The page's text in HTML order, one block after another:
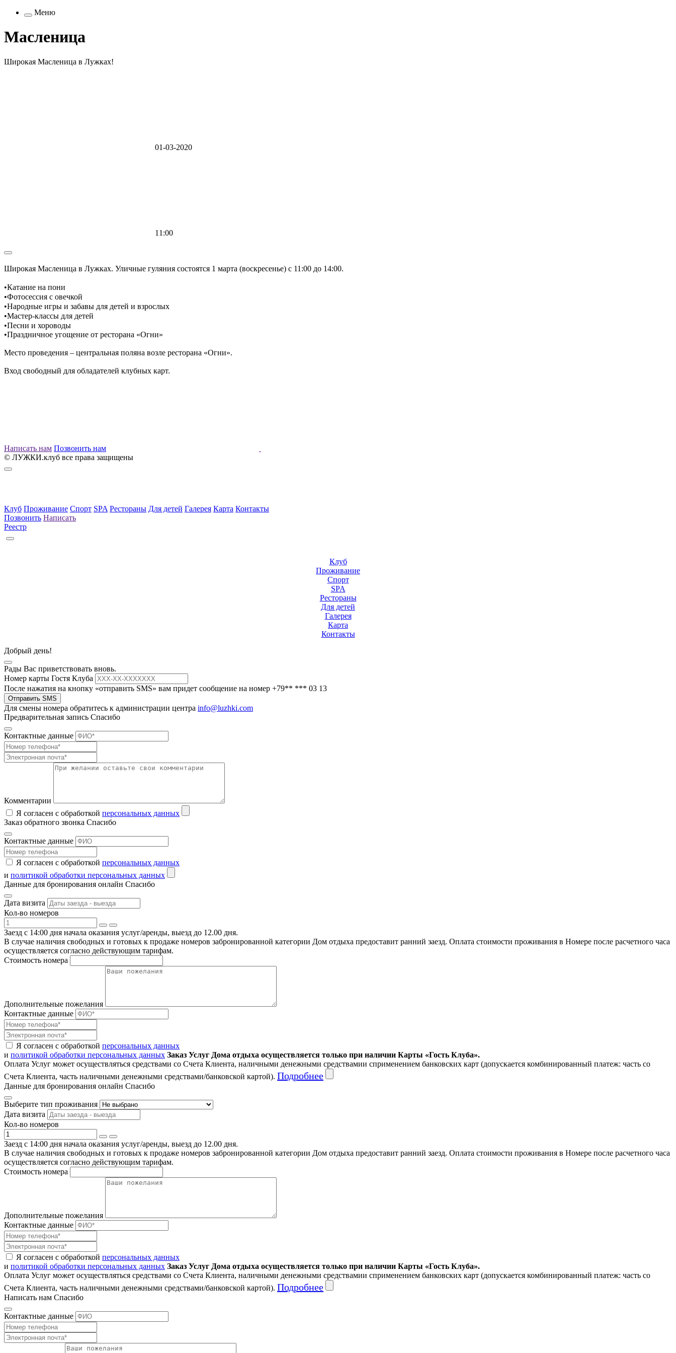
Меню
Масленица
Широкая Масленица в Лужках!
01-03-2020
11:00
Широкая Масленица в Лужках. Уличные гуляния состоятся 1 марта (воскресенье) с 11:00 до 14:00.⠀
•Катание на пони⠀
•Фотосессия с овечкой⠀
•Народные игры и забавы для детей и взрослых⠀
•Мастер-классы для детей⠀
•Песни и хороводы⠀
•Праздничное угощение от ресторана «Огни»
Место проведения – центральная поляна возле ресторана «Огни».
Вход свободный для обладателей клубных карт.
Написать нам Позвонить нам
© ЛУЖКИ.клуб все права защищены
Клуб Проживание Спорт SPA Рестораны Для детей Галерея Карта Контакты
Позвонить Написать
Реестр
Клуб
Проживание
Спорт
SPA
Рестораны
Для детей
Галерея
Карта
Контакты
Добрый день!
Рады Вас приветствовать вновь.
Номер карты Гостя Клуба
После нажатия на кнопку «отправить SMS» вам придет сообщение на номер +79** *** 03 13
Отправить SMS
Для смены номера обратитесь к администрации центра info@luzhki.com
Предварительная запись Спасибо
Контактные данные
Комментарии
Я согласен с обработкой персональных данных
Заказ обратного звонка Спасибо
Контактные данные
Я согласен с обработкой персональных данных
и политикой обработки персональных данных
Данные для бронирования онлайн Спасибо
Дата визита
Кол-во номеров
Заезд с 14:00 дня начала оказания услуг/аренды, выезд до 12.00 дня.
В случае наличия свободных и готовых к продаже номеров забронированной категории Дом отдыха предоставит ранний заезд. Оплата стоимости проживания в Номере после расчетного часа
осуществляется согласно действующим тарифам.
Стоимость номера
Дополнительные пожелания
Контактные данные
Я согласен с обработкой персональных данных
и политикой обработки персональных данных Заказ Услуг Дома отдыха осуществляется только при наличии Карты «Гость Клуба».
Оплата Услуг может осуществляться средствами со Счета Клиента, наличными денежными средствамии сприменением банковских карт (допускается комбинированный платеж: часть со
Счета Клиента, часть наличными денежными средствами/банковской картой). Подробнее
Данные для бронирования онлайн Спасибо
Выберите тип проживания
Дата визита
Кол-во номеров
Заезд с 14:00 дня начала оказания услуг/аренды, выезд до 12.00 дня.
В случае наличия свободных и готовых к продаже номеров забронированной категории Дом отдыха предоставит ранний заезд. Оплата стоимости проживания в Номере после расчетного часа
осуществляется согласно действующим тарифам.
Стоимость номера
Дополнительные пожелания
Контактные данные
Я согласен с обработкой персональных данных
и политикой обработки персональных данных Заказ Услуг Дома отдыха осуществляется только при наличии Карты «Гость Клуба».
Оплата Услуг может осуществляться средствами со Счета Клиента, наличными денежными средствамии сприменением банковских карт (допускается комбинированный платеж: часть со
Счета Клиента, часть наличными денежными средствами/банковской картой). Подробнее
Написать нам Спасибо
Контактные данные